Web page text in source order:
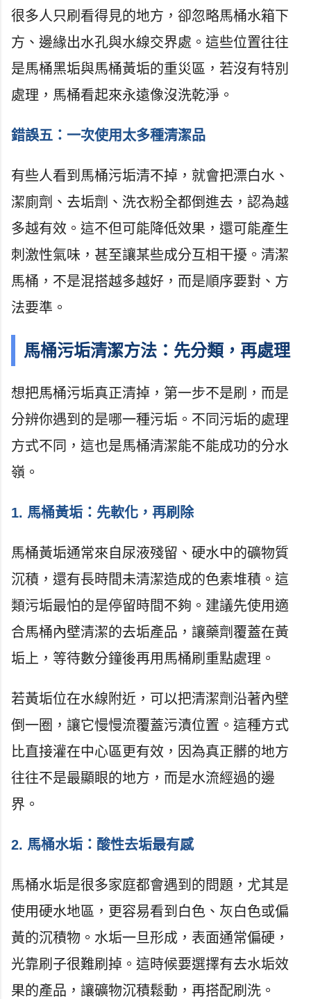
很多人只刷看得見的地方，卻忽略馬桶水箱下
方、邊緣出水孔與水線交界處。這些位置往往
是馬桶黑垢與馬桶黃垢的重災區，若沒有特別
處理，馬桶看起來永遠像沒洗乾淨。
錯誤五：一次使用太多種清潔品
有些人看到馬桶污垢清不掉，就會把漂白水、
潔廁劑、去垢劑、洗衣粉全都倒進去，認為越
多越有效。這不但可能降低效果，還可能產生
刺激性氣味，甚至讓某些成分互相干擾。清潔
馬桶，不是混搭越多越好，而是順序要對、方
法要準。
馬桶污垢清潔方法：先分類，再處理
想把馬桶污垢真正清掉，第一步不是刷，而是
分辨你遇到的是哪一種污垢。不同污垢的處理
方式不同，這也是馬桶清潔能不能成功的分水
嶺。
1. 馬桶黃垢：先軟化，再刷除
馬桶黃垢通常來自尿液殘留、硬水中的礦物質
沉積，還有長時間未清潔造成的色素堆積。這
類污垢最怕的是停留時間不夠。建議先使用適
合馬桶內壁清潔的去垢產品，讓藥劑覆蓋在黃
垢上，等待數分鐘後再用馬桶刷重點處理。
若黃垢位在水線附近，可以把清潔劑沿著內壁
倒一圈，讓它慢慢流覆蓋污漬位置。這種方式
比直接灌在中心區更有效，因為真正髒的地方
往往不是最顯眼的地方，而是水流經過的邊
界。
2. 馬桶水垢：酸性去垢最有感
馬桶水垢是很多家庭都會遇到的問題，尤其是
使用硬水地區，更容易看到白色、灰白色或偏
黃的沉積物。水垢一旦形成，表面通常偏硬，
光靠刷子很難刷掉。這時候要選擇有去水垢效
果的產品，讓礦物沉積鬆動，再搭配刷洗。